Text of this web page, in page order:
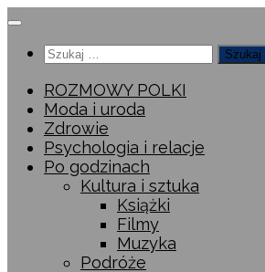
Przeskocz
treściSzukaj:
ROZMOWY POLKI
Moda i uroda
Zdrowie
Psychologia i relacje
Po godzinach
Kultura i sztuka
Książki
Filmy
Muzyka
Podróże